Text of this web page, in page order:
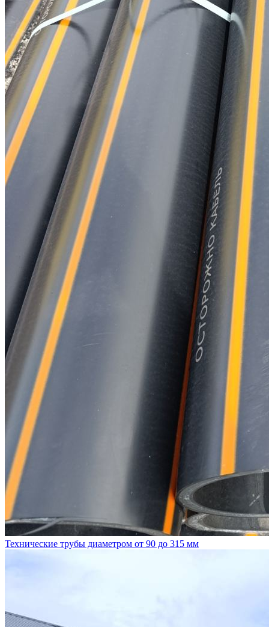
Технические трубы диаметром от 90 до 315 мм